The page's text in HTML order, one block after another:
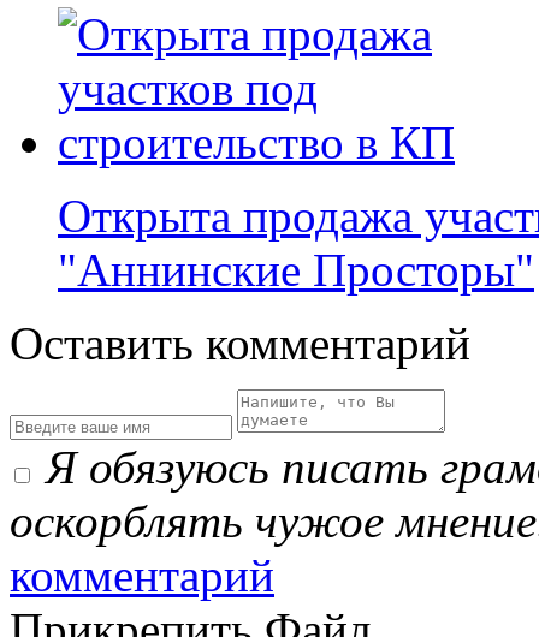
Открыта продажа
"Аннинские Просторы"
Оставить комментарий
Я обязуюсь писать
оскорблять чужое
комментарий